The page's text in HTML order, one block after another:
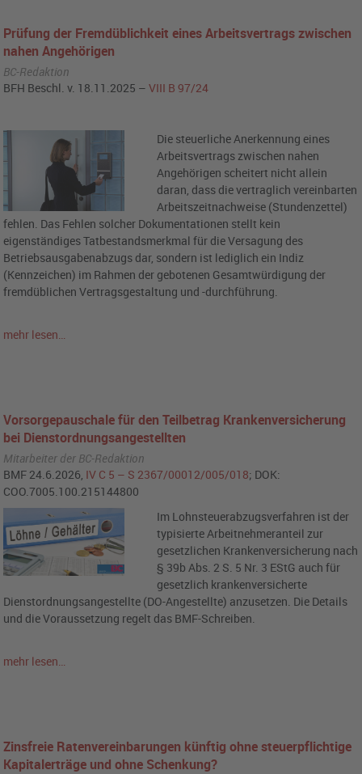
Prüfung der Fremdüblichkeit eines Arbeitsvertrags zwischen
nahen Angehörigen
BC-Redaktion
BFH Beschl. v. 18.11.2025 –VIII B 97/24
Die steuerliche Anerkennung eines
Arbeitsvertrags zwischen nahen
Angehörigen scheitert nicht allein
daran, dass die vertraglich vereinbarten
Arbeitszeitnachweise (Stundenzettel)
fehlen. Das Fehlen solcher Dokumentationen stellt kein
eigenständiges Tatbestandsmerkmal für die Versagung des
Betriebsausgabenabzugs dar, sondern ist lediglich ein Indiz
(Kennzeichen) im Rahmen der gebotenen Gesamtwürdigung der
fremdüblichen Vertragsgestaltung und -durchführung.
mehr lesen…
Vorsorgepauschale für den Teilbetrag Krankenversicherung
bei Dienstordnungsangestellten
Mitarbeiter der BC-Redaktion
BMF 24.6.2026, IV C 5 – S 2367/00012/005/018; DOK:
COO.7005.100.215144800
Im Lohnsteuerabzugsverfahren ist der
typisierte Arbeitnehmeranteil zur
gesetzlichen Krankenversicherung nach
§ 39b Abs. 2 S. 5 Nr. 3 EStG auch für
gesetzlich krankenversicherte
Dienstordnungsangestellte (DO-Angestellte) anzusetzen. Die Details
und die Voraussetzung regelt das BMF-Schreiben.
mehr lesen…
Zinsfreie Ratenvereinbarungen künftig ohne steuerpflichtige
Kapitalerträge und ohne Schenkung?